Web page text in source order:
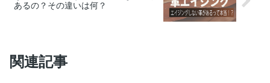
あるの？その違いは何？
関連記事